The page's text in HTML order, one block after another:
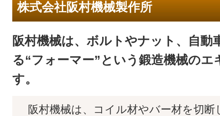
株式会社阪村機械製作所
阪村機械は、ボルトやナット、自動
る“フォーマー”という鍛造機械のエ
す。
阪村機械は、コイル材やバー材を切断